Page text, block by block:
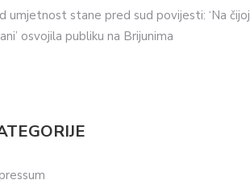
umjetnost stane pred sud povijesti: ‘Na čijoj
osvojila publiku na Brijunima